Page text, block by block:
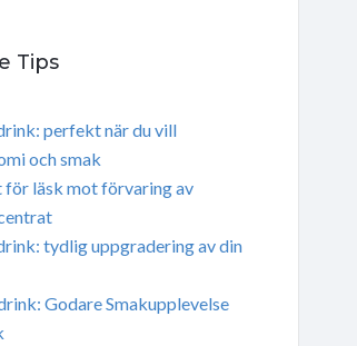
Tips
perfekt när du vill
och smak
läsk mot förvaring av
tydlig uppgradering av din
Godare Smakupplevelse